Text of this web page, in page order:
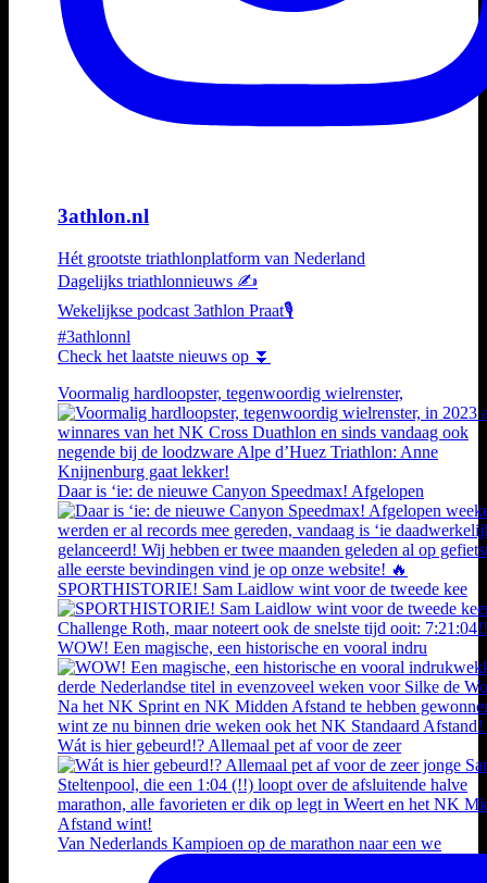
3athlon.nl
Hét grootste triathlonplatform van Nederland
Dagelijks triathlonnieuws ✍️
Wekelijkse podcast 3athlon Praat🎙️
#3athlonnl
Check het laatste nieuws op ⏬
Voormalig hardloopster, tegenwoordig wielrenster,
Daar is ‘ie: de nieuwe Canyon Speedmax! Afgelopen
SPORTHISTORIE! Sam Laidlow wint voor de tweede kee
WOW! Een magische, een historische en vooral indru
Wát is hier gebeurd!? Allemaal pet af voor de zeer
Van Nederlands Kampioen op de marathon naar een we